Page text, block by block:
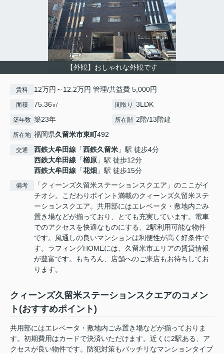
【外観】おしゃれな外観です
賃料 12万円～12.2万円 管理/共益費 5,000円
面積 75.36㎡ 間取り 3LDK
築年数 築23年 所在階 2階/13階建
所在地 福岡県久留米市東町492
交通 西鉄大牟田線 「西鉄久留米 」駅 徒歩4分
西鉄大牟田線 「櫛原 」駅 徒歩12分
西鉄大牟田線 「花畑 」駅 徒歩15分
備考
「クィーンズ久留米ステーションスクエア」のここがイ
チオシ。こだわりポイント満載のクィーンズ久留米ステ
ーションスクエア。共用部にはエレベータ・敷地内ごみ
置き場などが揃っており、とても充実しています。電車
でのアクセスを快適なものにする、2駅利用可能な物件
です。風通しの良いマンションは利便性が高く好条件で
す。ラフィングHOMEには、久留米市エリアの賃貸情報
が豊富です。もちろん、店舗へのご来店もお待ちしてお
ります。
クィーンズ久留米ステーションスクエアのコメン
ト(おすすめポイント)
共用部にはエレベータ・敷地内ごみ置き場などが揃っておりま
す。初期費用はカードで決済いただけます。近くに2駅ある、ア
クセスが良い物件です。防犯対策もバッチリなマンションタイプ